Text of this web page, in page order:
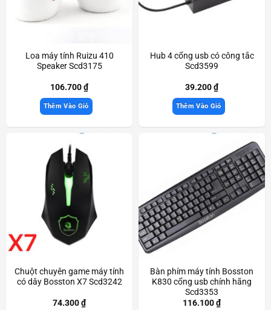
Loa máy tính Ruizu 410
Speaker Scd3175
106.700₫
Thêm Vào Giỏ
Hub 4 cổng usb có công tắc
Scd3599
39.200₫
Thêm Vào Giỏ
Chuột chuyên game máy tính
có dây Bosston X7 Scd3242
74.300₫
Bàn phím máy tính Bosston
K830 cổng usb chính hãng
Scd3353
116.100₫